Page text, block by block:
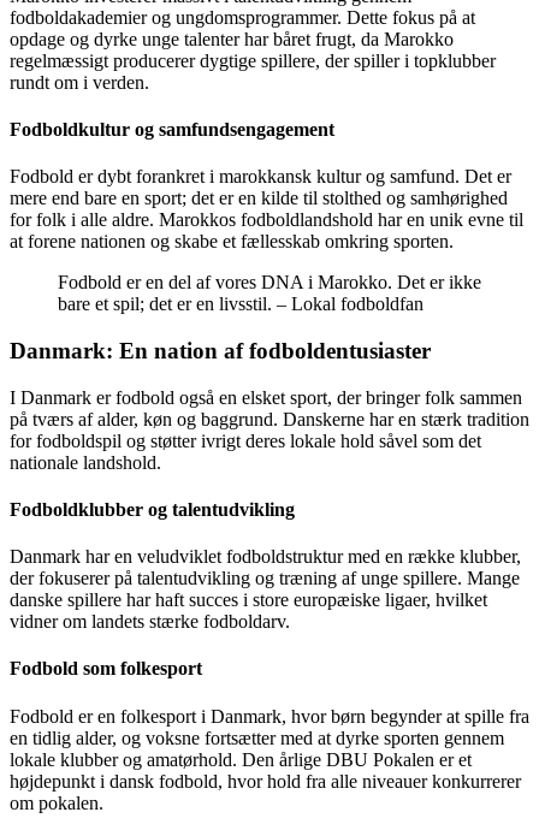
fodboldakademier og ungdomsprogrammer. Dette fokus på at
opdage og dyrke unge talenter har båret frugt, da Marokko
regelmæssigt producerer dygtige spillere, der spiller i topklubber
rundt om i verden.
Fodboldkultur og samfundsengagement
Fodbold er dybt forankret i marokkansk kultur og samfund. Det er
mere end bare en sport; det er en kilde til stolthed og samhørighed
for folk i alle aldre. Marokkos fodboldlandshold har en unik evne til
at forene nationen og skabe et fællesskab omkring sporten.
Fodbold er en del af vores DNA i Marokko. Det er ikke
bare et spil; det er en livsstil. – Lokal fodboldfan
Danmark: En nation af fodboldentusiaster
I Danmark er fodbold også en elsket sport, der bringer folk sammen
på tværs af alder, køn og baggrund. Danskerne har en stærk tradition
for fodboldspil og støtter ivrigt deres lokale hold såvel som det
nationale landshold.
Fodboldklubber og talentudvikling
Danmark har en veludviklet fodboldstruktur med en række klubber,
der fokuserer på talentudvikling og træning af unge spillere. Mange
danske spillere har haft succes i store europæiske ligaer, hvilket
vidner om landets stærke fodboldarv.
Fodbold som folkesport
Fodbold er en folkesport i Danmark, hvor børn begynder at spille fra
en tidlig alder, og voksne fortsætter med at dyrke sporten gennem
lokale klubber og amatørhold. Den årlige DBU Pokalen er et
højdepunkt i dansk fodbold, hvor hold fra alle niveauer konkurrerer
om pokalen.